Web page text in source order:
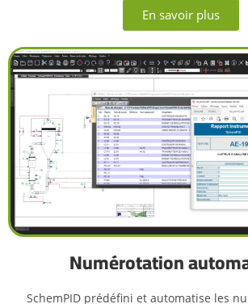
En savoir plus
Numérotation
SchemPID prédéfini et automatise les